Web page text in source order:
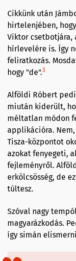
Cikkünk után
hirtelenjében,
Viktor csetbotjára,
hírlevelére is. Így
feliratkozás.
hogy "de".3
Alföldi Róbert
miután kiderült,
méltatlan módon
applikációra.
Tisza-központot
azokat fenyegeti,
fejleményről.
erkölcsösség, de
túltesz.
Szóval nagy
magyarázkodás.
így simán